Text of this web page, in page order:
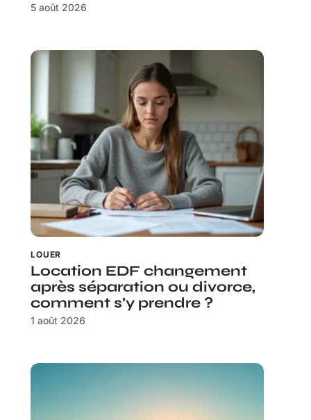
5 août 2026
LOUER
Location EDF changement
après séparation ou divorce,
comment s’y prendre ?
1 août 2026